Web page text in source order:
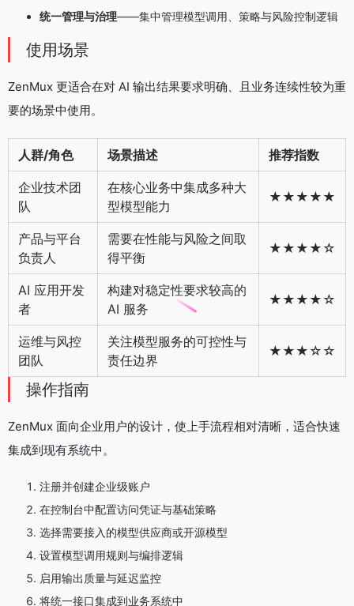
统一管理与治理——集中管理模型调用、策略与风险控制逻辑
使用场景
ZenMux 更适合在对 AI 输出结果要求明确、且业务连续性较为重
要的场景中使用。
人群/角色 场景描述 推荐指数
企业技术团
队
在核心业务中集成多种大
型模型能力
★★★★★
产品与平台
负责人
需要在性能与风险之间取
得平衡
★★★★☆
AI 应用开发
者
构建对稳定性要求较高的
AI 服务
★★★★☆
运维与风控
团队
关注模型服务的可控性与
责任边界
★★★☆☆
操作指南
ZenMux 面向企业用户的设计，使上手流程相对清晰，适合快速
集成到现有系统中。
注册并创建企业级账户
在控制台中配置访问凭证与基础策略
选择需要接入的模型供应商或开源模型
设置模型调用规则与编排逻辑
启用输出质量与延迟监控
将统一接口集成到业务系统中